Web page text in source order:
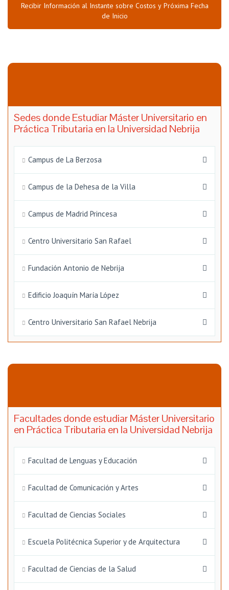
Recibir Información al Instante sobre Costos y Próxima Fecha
de Inicio
Sedes donde Estudiar Máster Universitario en
Práctica Tributaria en la Universidad Nebrija
Campus de La Berzosa
Campus de la Dehesa de la Villa
Campus de Madrid Princesa
Centro Universitario San Rafael
Fundación Antonio de Nebrija
Edificio Joaquín María López
Centro Universitario San Rafael Nebrija
Facultades donde estudiar Máster Universitario
en Práctica Tributaria en la Universidad Nebrija
Facultad de Lenguas y Educación
Facultad de Comunicación y Artes
Facultad de Ciencias Sociales
Escuela Politécnica Superior y de Arquitectura
Facultad de Ciencias de la Salud